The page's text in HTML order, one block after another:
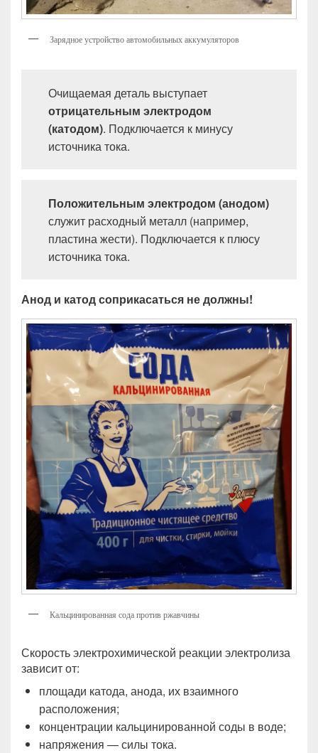
Зарядное устройство автомобильных аккумуляторов
Очищаемая деталь выступает
отрицательным электродом
(катодом). Подключается к минусу
источника тока.
Положительным электродом (анодом)
служит расходный металл (например,
пластина жести). Подключается к плюсу
источника тока.
Анод и катод соприкасаться не должны!
Кальцинированная сода против ржавчины
Скорость электрохимической реакции электролиза
зависит от:
площади катода, анода, их взаимного
расположения;
концентрации кальцинированной соды в воде;
напряжения — силы тока.